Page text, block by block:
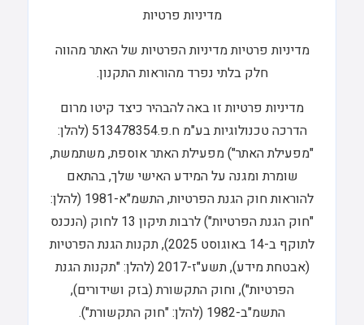
מדיניות פרטיות
מדיניות פרטיות מדיניות הפרטיות של האתר מהווה
חלק בלתי נפרד מהוראות התקנון.
מדיניות פרטיות זו באה להבהיר כיצד קיטו מרום
הדרכה טכנולוגיות בע"מ ח.פ.513478354 (להלן:
"מפעילת האתר") מפעילת האתר אוספת, משתמשת,
שומרת ומגנה על המידע האישי שלך, בהתאם
להוראות חוק הגנת הפרטיות, התשמ"א-1981 (להלן:
"חוק הגנת הפרטיות") לרבות תיקון 13 לחוק (הנכנס
לתוקף ב-14 באוגוסט 2025), תקנות הגנת הפרטיות
(אבטחת מידע), תשע"ז-2017 (להלן: "תקנות הגנת
הפרטיות"), וחוק התקשורת (בזק ושידורים),
התשמ"ב-1982 (להלן: "חוק התקשורת").